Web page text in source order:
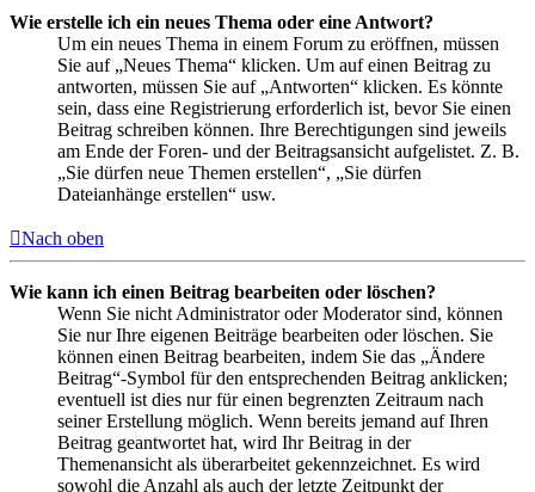
Wie erstelle ich ein neues Thema oder eine Antwort?
Um ein neues Thema in einem Forum zu eröffnen, müssen
Sie auf „Neues Thema“ klicken. Um auf einen Beitrag zu
antworten, müssen Sie auf „Antworten“ klicken. Es könnte
sein, dass eine Registrierung erforderlich ist, bevor Sie einen
Beitrag schreiben können. Ihre Berechtigungen sind jeweils
am Ende der Foren- und der Beitragsansicht aufgelistet. Z. B.
„Sie dürfen neue Themen erstellen“, „Sie dürfen
Dateianhänge erstellen“ usw.
Nach oben
Wie kann ich einen Beitrag bearbeiten oder löschen?
Wenn Sie nicht Administrator oder Moderator sind, können
Sie nur Ihre eigenen Beiträge bearbeiten oder löschen. Sie
können einen Beitrag bearbeiten, indem Sie das „Ändere
Beitrag“-Symbol für den entsprechenden Beitrag anklicken;
eventuell ist dies nur für einen begrenzten Zeitraum nach
seiner Erstellung möglich. Wenn bereits jemand auf Ihren
Beitrag geantwortet hat, wird Ihr Beitrag in der
Themenansicht als überarbeitet gekennzeichnet. Es wird
sowohl die Anzahl als auch der letzte Zeitpunkt der